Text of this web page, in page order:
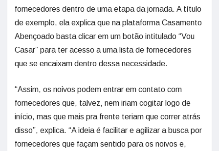
fornecedores dentro de uma etapa da jornada. A título
de exemplo, ela explica que na plataforma Casamento
Abençoado basta clicar em um botão intitulado “Vou
Casar” para ter acesso a uma lista de fornecedores
que se encaixam dentro dessa necessidade.
“Assim, os noivos podem entrar em contato com
fornecedores que, talvez, nem iriam cogitar logo de
início, mas que mais pra frente teriam que correr atrás
disso”, explica. “A ideia é facilitar e agilizar a busca por
fornecedores que façam sentido para os noivos e,